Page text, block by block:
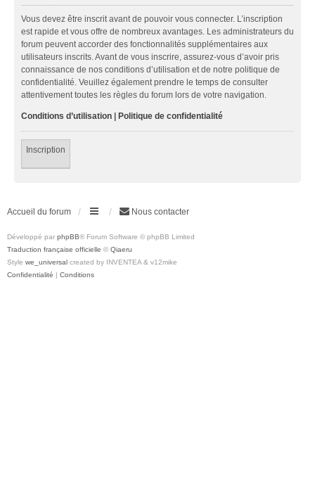
Vous devez être inscrit avant de pouvoir vous connecter. L’inscription
est rapide et vous offre de nombreux avantages. Les administrateurs du
forum peuvent accorder des fonctionnalités supplémentaires aux
utilisateurs inscrits. Avant de vous inscrire, assurez-vous d’avoir pris
connaissance de nos conditions d’utilisation et de notre politique de
confidentialité. Veuillez également prendre le temps de consulter
attentivement toutes les règles du forum lors de votre navigation.
Conditions d’utilisation | Politique de confidentialité
Inscription
Accueil du forum Nous contacter
Développé par phpBB® Forum Software © phpBB Limited
Traduction française officielle © Qiaeru
Style we_universal created by INVENTEA & v12mike
Confidentialité | Conditions